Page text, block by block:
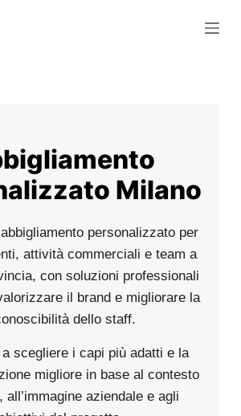
Milano
personalizzato per
attività commerciali e team a
con soluzioni professionali
il brand e migliorare la
dello staff.
scegliere i capi più adatti e la
migliore in base al contesto
all’immagine aziendale e agli